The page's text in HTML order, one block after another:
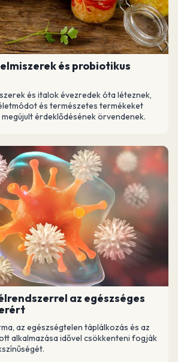
és probiotikus
és italok évezredek óta léteznek,
és természetes termékeket
érdeklődésének örvendenek.
az egészséges
az egészségtelen táplálkozás és az
alkalmazása idővel csökkenteni fogják